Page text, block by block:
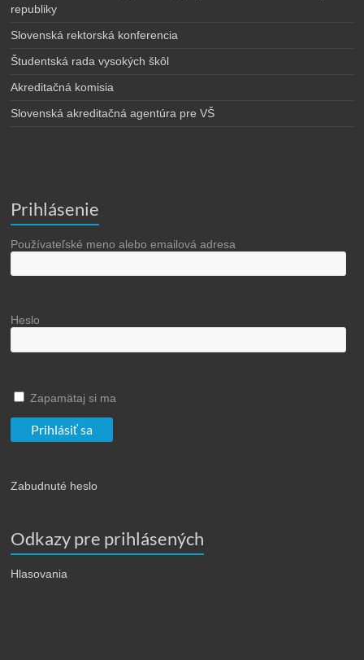
republiky
Slovenská rektorská konferencia
Študentská rada vysokých škôl
Akreditačná komisia
Slovenská akreditačná agentúra pre VŠ
Prihlásenie
Používateľské meno alebo emailová adresa
Heslo
Zapamätaj si ma
Zabudnuté heslo
Odkazy pre prihlásených
Hlasovania